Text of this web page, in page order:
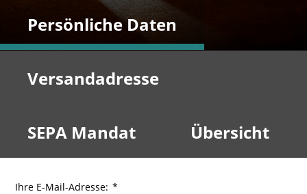
Persönliche Daten
Versandadresse
SEPA Mandat Übersicht
Ihre E-Mail-Adresse: *